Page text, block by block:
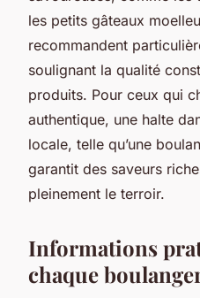
les petits gâteaux
recommandent
soulignant la qualité
produits. Pour ceux qui
authentique, une halte
locale, telle qu’une
garantit des saveurs
pleinement le terroir.
Informations
chaque